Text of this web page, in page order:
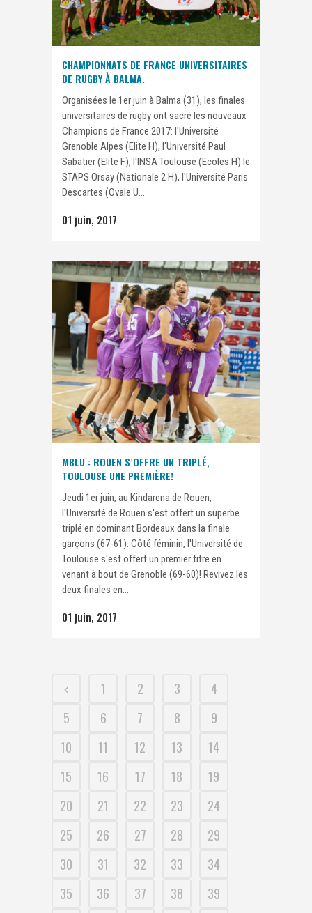
CHAMPIONNATS DE FRANCE UNIVERSITAIRES
DE RUGBY À BALMA.
Organisées le 1er juin à Balma (31), les finales
universitaires de rugby ont sacré les nouveaux
Champions de France 2017: l'Université
Grenoble Alpes (Elite H), l'Université Paul
Sabatier (Elite F), l'INSA Toulouse (Ecoles H) le
STAPS Orsay (Nationale 2 H), l'Université Paris
Descartes (Ovale U...
01 juin, 2017
MBLU : ROUEN S’OFFRE UN TRIPLÉ,
TOULOUSE UNE PREMIÈRE!
Jeudi 1er juin, au Kindarena de Rouen,
l'Université de Rouen s'est offert un superbe
triplé en dominant Bordeaux dans la finale
garçons (67-61). Côté féminin, l'Université de
Toulouse s'est offert un premier titre en
venant à bout de Grenoble (69-60)! Revivez les
deux finales en...
01 juin, 2017
1 2 3
4
5
6 7 8
9
10
11 12 13
14
15
16 17 18
19
20
21 22 23
24
25
26 27 28
29
30
31 32 33
34
35
36 37 38
39